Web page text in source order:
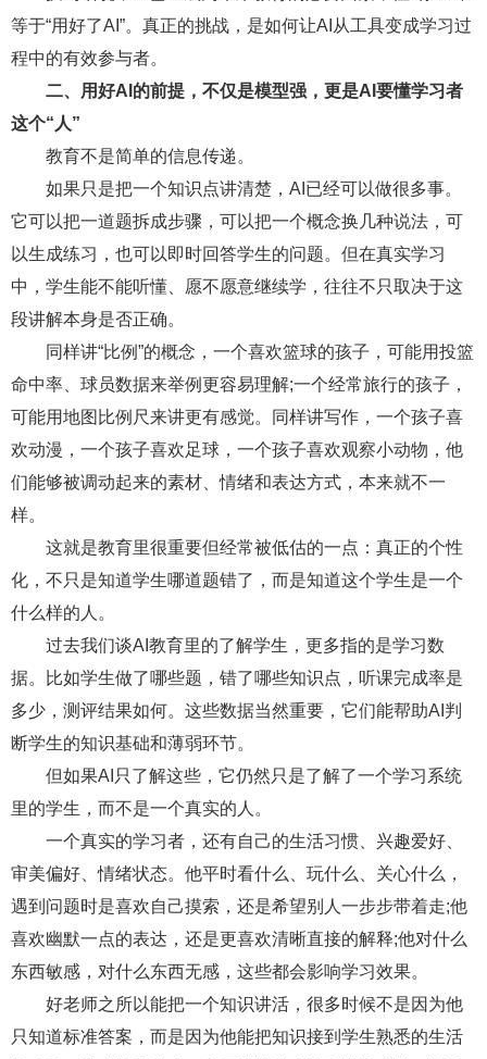
等于“用好了AI”。真正的挑战，是如何让AI从工具变成学习过
程中的有效参与者。
二、用好AI的前提，不仅是模型强，更是AI要懂学习者
这个“人”
教育不是简单的信息传递。
如果只是把一个知识点讲清楚，AI已经可以做很多事。
它可以把一道题拆成步骤，可以把一个概念换几种说法，可
以生成练习，也可以即时回答学生的问题。但在真实学习
中，学生能不能听懂、愿不愿意继续学，往往不只取决于这
段讲解本身是否正确。
同样讲“比例”的概念，一个喜欢篮球的孩子，可能用投篮
命中率、球员数据来举例更容易理解;一个经常旅行的孩子，
可能用地图比例尺来讲更有感觉。同样讲写作，一个孩子喜
欢动漫，一个孩子喜欢足球，一个孩子喜欢观察小动物，他
们能够被调动起来的素材、情绪和表达方式，本来就不一
样。
这就是教育里很重要但经常被低估的一点：真正的个性
化，不只是知道学生哪道题错了，而是知道这个学生是一个
什么样的人。
过去我们谈AI教育里的了解学生，更多指的是学习数
据。比如学生做了哪些题，错了哪些知识点，听课完成率是
多少，测评结果如何。这些数据当然重要，它们能帮助AI判
断学生的知识基础和薄弱环节。
但如果AI只了解这些，它仍然只是了解了一个学习系统
里的学生，而不是一个真实的人。
一个真实的学习者，还有自己的生活习惯、兴趣爱好、
审美偏好、情绪状态。他平时看什么、玩什么、关心什么，
遇到问题时是喜欢自己摸索，还是希望别人一步步带着走;他
喜欢幽默一点的表达，还是更喜欢清晰直接的解释;他对什么
东西敏感，对什么东西无感，这些都会影响学习效果。
好老师之所以能把一个知识讲活，很多时候不是因为他
只知道标准答案，而是因为他能把知识接到学生熟悉的生活